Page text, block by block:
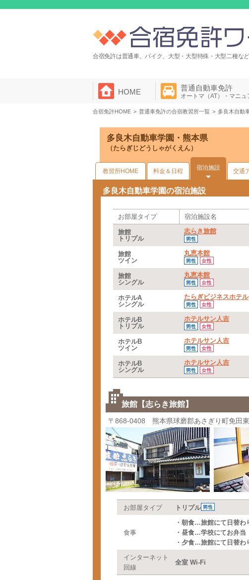
合宿免許は普通車、バイク、大型・大型特殊・大型二種な
HOME 普通自動車免許
オートマ（AT）・マニュ
合宿免許HOME 普通車免許の合宿教習所一覧 多良木自動
多良木自動車学園・熊本県
（たらぎじどうしゃがくえん）
教習所HOME 料金＆日程 宿泊施設 交通
多良木自動車学園の宿泊施設
お部屋タイプ 宿泊施設名
旅館
トリプル
志らき旅館
旅館
ツイン
丸恵本館
旅館
シングル
丸恵本館
ホテルA
シングル
たらぎビジネスホテル
ホテルB
トリプル
ホテルサン人吉
ホテルB
ツイン
ホテルサン人吉
ホテルB
シングル
ホテルサン人吉
旅館【志らき旅館】
〒868-0408 熊本県球磨郡あさぎり町免田
お部屋タイプ トリプル
食事
・朝食…旅館にて日替わ
・昼食…学校にてお弁当
・夕食…旅館にて日替わ
インターネット
回線
全室 Wi-Fi